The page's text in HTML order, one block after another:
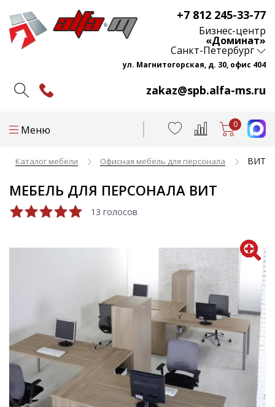
+7 812 245-33-77
zakaz@spb.alfa-ms.ru
Бизнес-центр
«Доминат»
Санкт-Петербург
ул. Магнитогорская, д. 30, офис 404
Меню 0
Каталог мебели Офисная мебель для персонала ВИТ
МЕБЕЛЬ ДЛЯ ПЕРСОНАЛА ВИТ
13 голосов